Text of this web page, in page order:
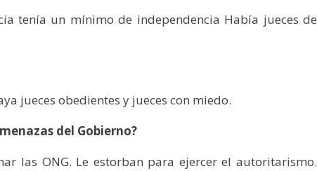
tenía un mínimo de independencia Había jueces de
jueces obedientes y jueces con miedo.
del Gobierno?
las ONG. Le estorban para ejercer el autoritarismo.